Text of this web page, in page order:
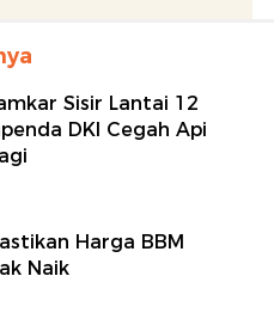
Sisir Lantai 12
DKI Cegah Api
Harga BBM
Naik